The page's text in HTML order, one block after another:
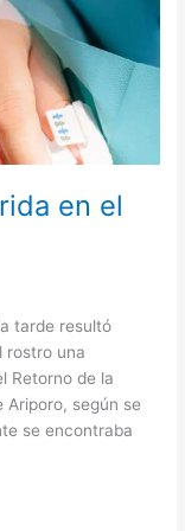
en el
tarde resultó
rostro una
Retorno de la
Ariporo, según se
se encontraba